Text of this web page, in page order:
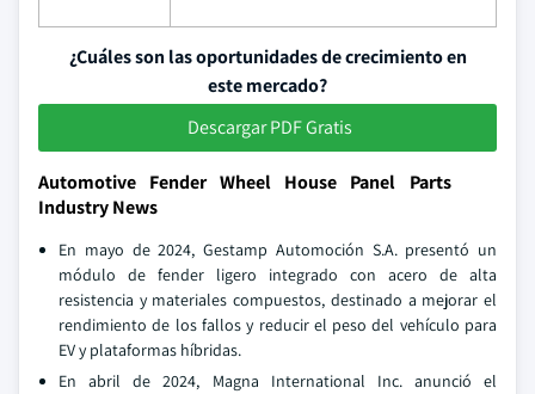
¿Cuáles son las oportunidades de crecimiento en
este mercado?
Descargar PDF Gratis
Automotive Fender Wheel House Panel Parts
Industry News
En mayo de 2024, Gestamp Automoción S.A. presentó un
módulo de fender ligero integrado con acero de alta
resistencia y materiales compuestos, destinado a mejorar el
rendimiento de los fallos y reducir el peso del vehículo para
EV y plataformas híbridas.
En abril de 2024, Magna International Inc. anunció el